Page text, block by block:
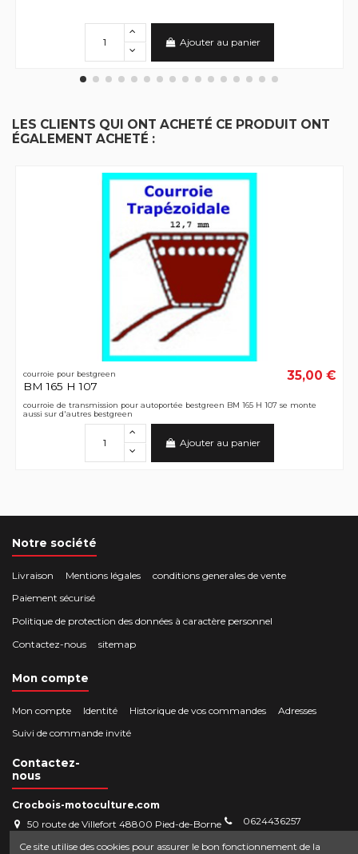
Ajouter au panier
LES CLIENTS QUI ONT ACHETÉ CE PRODUIT ONT
ÉGALEMENT ACHETÉ :
courroie pour bestgreen
BM 165 H 107
35,00 €
courroie de transmission pour autoportée bestgreen BM 165 H 107 se monte
aussi sur d'autres bestgreen
Ajouter au panier
Notre société
Livraison Mentions légales
conditions generales de vente
Paiement sécurisé
Politique de protection des données à caractère personnel
Contactez-nous
sitemap
Mon compte
Mon compte Identité Historique de vos commandes
Adresses
Suivi de commande invité
Contactez-
nous
Crocbois-motoculture.com
50 route de Villefort 48800 Pied-de-Borne
0624436257
contact@crocbois-motoculture.com
Ce site utilise des cookies pour assurer le bon fonctionnement de la